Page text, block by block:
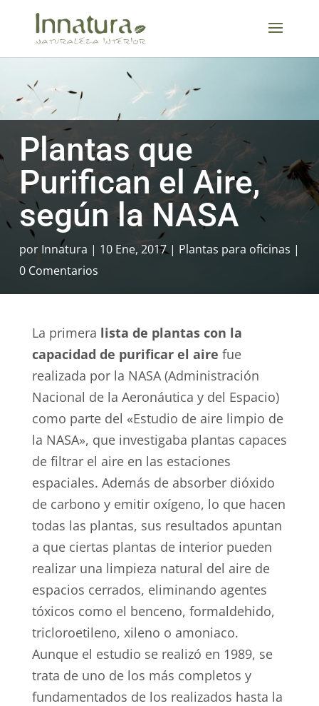
Plantas que
Purifican el Aire,
según la NASA
por Innatura 10 Ene, 2017
Plantas para oficinas
0 Comentarios
La primera lista de plantas con la
capacidad de purificar el aire fue
realizada por la NASA (Administración
Nacional de la Aeronáutica y del Espacio)
como parte del «Estudio de aire limpio de
la NASA», que investigaba plantas capaces
de filtrar el aire en las estaciones
espaciales. Además de absorber dióxido
de carbono y emitir oxígeno, lo que hacen
todas las plantas, sus resultados apuntan
a que ciertas plantas de interior pueden
realizar una limpieza natural del aire de
espacios cerrados, eliminando agentes
tóxicos como el benceno, formaldehido,
tricloroetileno, xileno o amoniaco.
Aunque el estudio se realizó en 1989, se
trata de uno de los más completos y
fundamentados de los realizados hasta la